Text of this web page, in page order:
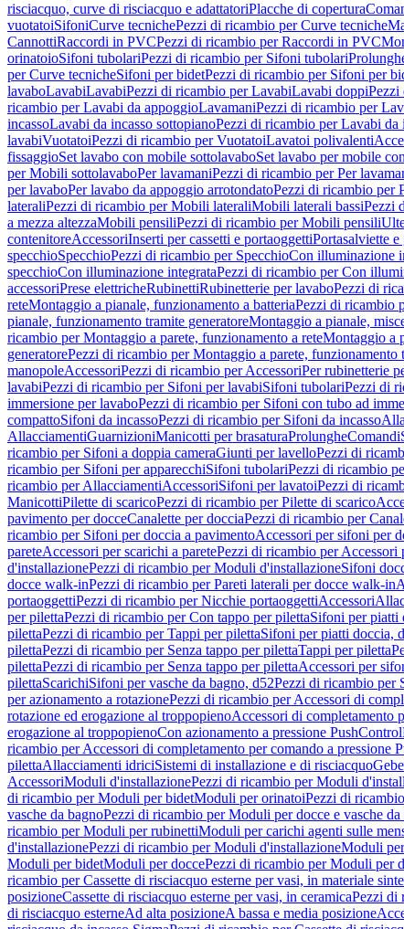
risciacquo, curve di risciacquo e adattatoriPlacche di copertura
vuotatoiSifoniCurve tecnichePezzi di ricambio per Curve tecniche
CannottiRaccordi in PVCPezzi di ricambio per Raccordi in PVC
orinatoioSifoni tubolariPezzi di ricambio per Sifoni tubolari
per Curve tecnicheSifoni per bidetPezzi di ricambio per Sifoni per
lavaboLavabiLavabiPezzi di ricambio per LavabiLavabi doppiPezzi
ricambio per Lavabi da appoggioLavamaniPezzi di ricambio per
incassoLavabi da incasso sottopianoPezzi di ricambio per Lavabi da
lavabiVuotatoiPezzi di ricambio per VuotatoiLavatoi polivalenti
fissaggioSet lavabo con mobile sottolavaboSet lavabo per mobile
per Mobili sottolavaboPer lavamaniPezzi di ricambio per Per
per lavaboPer lavabo da appoggio arrotondatoPezzi di ricambio per
lateraliPezzi di ricambio per Mobili lateraliMobili laterali bassiPezzi
a mezza altezzaMobili pensiliPezzi di ricambio per Mobili pensili
contenitoreAccessoriInserti per cassetti e portaoggettiPortasalviette
specchioSpecchioPezzi di ricambio per SpecchioCon illuminazione
specchioCon illuminazione integrataPezzi di ricambio per Con
accessoriPrese elettricheRubinettiRubinetterie per lavaboPezzi di
reteMontaggio a pianale, funzionamento a batteriaPezzi di ricambio
pianale, funzionamento tramite generatoreMontaggio a pianale,
ricambio per Montaggio a parete, funzionamento a reteMontaggio a
generatorePezzi di ricambio per Montaggio a parete, funzionamento
manopoleAccessoriPezzi di ricambio per AccessoriPer rubinetterie
lavabiPezzi di ricambio per Sifoni per lavabiSifoni tubolariPezzi di
immersione per lavaboPezzi di ricambio per Sifoni con tubo ad
compattoSifoni da incassoPezzi di ricambio per Sifoni da incasso
AllacciamentiGuarnizioniManicotti per brasaturaProlungheComandi
ricambio per Sifoni a doppia cameraGiunti per lavelloPezzi di
ricambio per Sifoni per apparecchiSifoni tubolariPezzi di ricambio
ricambio per AllacciamentiAccessoriSifoni per lavatoiPezzi di
ManicottiPilette di scaricoPezzi di ricambio per Pilette di scarico
pavimento per docceCanalette per docciaPezzi di ricambio per
ricambio per Sifoni per doccia a pavimentoAccessori per sifoni per
pareteAccessori per scarichi a paretePezzi di ricambio per Accessori
d'installazionePezzi di ricambio per Moduli d'installazioneSifoni
docce walk-inPezzi di ricambio per Pareti laterali per docce walk-in
portaoggettiPezzi di ricambio per Nicchie portaoggettiAccessori
per pilettaPezzi di ricambio per Con tappo per pilettaSifoni per piatti
pilettaPezzi di ricambio per Tappi per pilettaSifoni per piatti doccia,
pilettaPezzi di ricambio per Senza tappo per pilettaTappi per piletta
pilettaPezzi di ricambio per Senza tappo per pilettaAccessori per
pilettaScarichiSifoni per vasche da bagno, d52Pezzi di ricambio per
per azionamento a rotazionePezzi di ricambio per Accessori di
rotazione ed erogazione al troppopienoAccessori di completamento
erogazione al troppopienoCon azionamento a pressione PushControl
ricambio per Accessori di completamento per comando a pressione
pilettaAllacciamenti idriciSistemi di installazione e di risciacquo
AccessoriModuli d'installazionePezzi di ricambio per Moduli
di ricambio per Moduli per bidetModuli per orinatoiPezzi di
vasche da bagnoPezzi di ricambio per Moduli per docce e vasche da
ricambio per Moduli per rubinettiModuli per carichi agenti sulle
d'installazionePezzi di ricambio per Moduli d'installazioneModuli
Moduli per bidetModuli per doccePezzi di ricambio per Moduli per
ricambio per Cassette di risciacquo esterne per vasi, in materiale
posizioneCassette di risciacquo esterne per vasi, in ceramicaPezzi di
di risciacquo esterneAd alta posizioneA bassa e media posizione